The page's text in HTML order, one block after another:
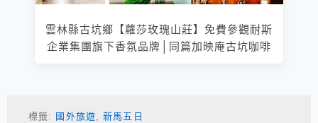
雲林縣古坑鄉【蘿莎玫瑰山莊】免費參觀耐斯
企業集團旗下香氛品牌│同篇加映庵古坑咖啡
標籤: 國外旅遊,新馬五日